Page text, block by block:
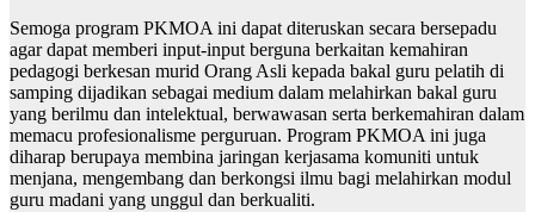
Semoga program PKMOA ini dapat diteruskan secara bersepadu
agar dapat memberi input-input berguna berkaitan kemahiran
pedagogi berkesan murid Orang Asli kepada bakal guru pelatih di
samping dijadikan sebagai medium dalam melahirkan bakal guru
yang berilmu dan intelektual, berwawasan serta berkemahiran dalam
memacu profesionalisme perguruan. Program PKMOA ini juga
diharap berupaya membina jaringan kerjasama komuniti untuk
menjana, mengembang dan berkongsi ilmu bagi melahirkan modul
guru madani yang unggul dan berkualiti.